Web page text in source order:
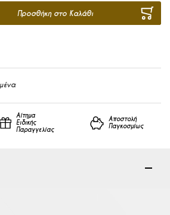
Προσθήκη στο Καλάθι
Αίτημα
Ειδικής
Παραγγελίας
Αποστολή
Παγκοσμίως